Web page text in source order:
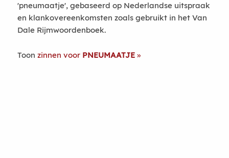
'pneumaatje', gebaseerd op Nederlandse uitspraak
en klankovereenkomsten zoals gebruikt in het Van
Dale Rijmwoordenboek.
Toon zinnen voor PNEUMAATJE